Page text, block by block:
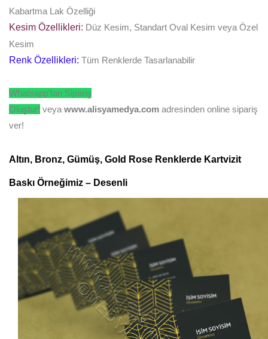
Kabartma Lak Özelliği
Kesim Özellikleri: Düz Kesim, Standart Oval Kesim veya Özel
Kesim
Renk Özellikleri: Tüm Renklerde Tasarlanabilir
Whatsapp’tan Sipariş
Oluştur! veya www.alisyamedya.com adresinden online sipariş
ver!
Altın, Bronz, Gümüş, Gold Rose Renklerde Kartvizit
Baskı Örneğimiz – Desenli